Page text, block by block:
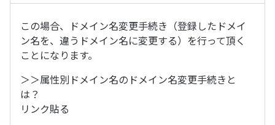
この場合、ドメイン名変更手続き（登録したドメイ
ン名を、違うドメイン名に変更する）を行って頂く
ことになります。
＞＞属性別ドメイン名のドメイン名変更手続きと
は？
リンク貼る